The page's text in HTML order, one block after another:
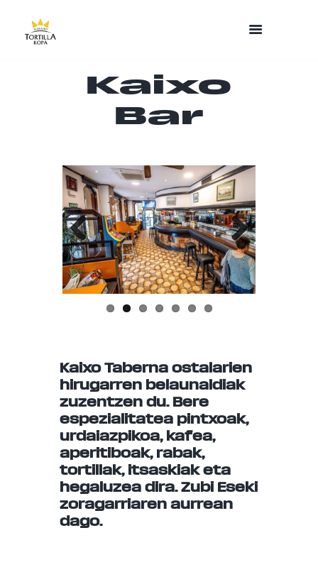
Kaixo
Bar
Previo
us
Next
Kaixo Taberna ostalarien
hirugarren belaunaldiak
zuzentzen du. Bere
espezialitatea pintxoak,
urdaiazpikoa, kafea,
aperitiboak, rabak,
tortillak, itsaskiak eta
hegaluzea dira. Zubi Eseki
zoragarriaren aurrean
dago.